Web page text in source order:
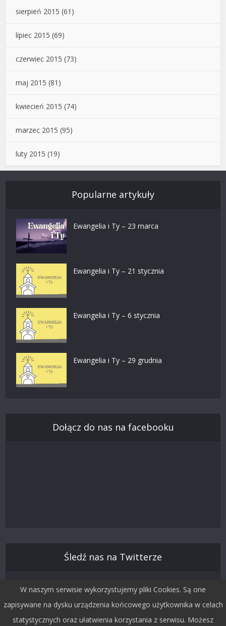
sierpień 2015 (61)
lipiec 2015 (69)
czerwiec 2015 (73)
maj 2015 (81)
kwiecień 2015 (74)
marzec 2015 (95)
luty 2015 (19)
Popularne artykuły
Ewangelia i Ty – 23 marca
Ewangelia i Ty – 21 stycznia
Ewangelia i Ty – 6 stycznia
Ewangelia i Ty – 29 grudnia
Dołącz do nas na facebooku
Śledź nas na Twitterze
W naszym serwisie wykorzystujemy pliki Cookies. Są one
zapisywane na dysku urządzenia końcowego użytkownika w celach
statystycznych oraz ułatwienia korzystania z serwisu. Możesz